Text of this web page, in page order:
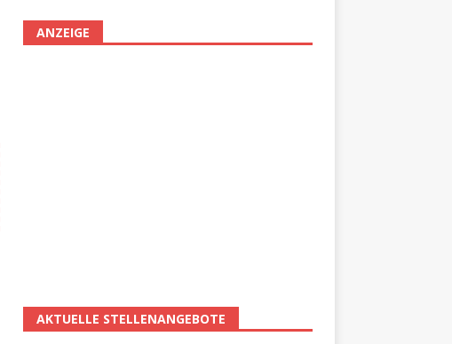
ANZEIGE
AKTUELLE STELLENANGEBOTE